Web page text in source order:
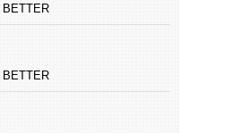
BETTER
BETTER